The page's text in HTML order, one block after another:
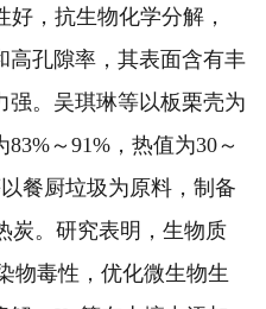
，抗生物化学分解，
高孔隙率，其表面含有丰
强。吴琪琳等以板栗壳为
～91%，热值为30～
餐厨垃圾为原料，制备
炭。研究表明，生物质
物毒性，优化微生物生